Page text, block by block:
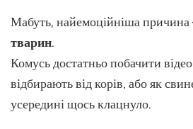
Мабуть, найемоційніша
тварин.
Комусь достатньо побачити
відбирають від корів, або як
усередині щось клацнуло.